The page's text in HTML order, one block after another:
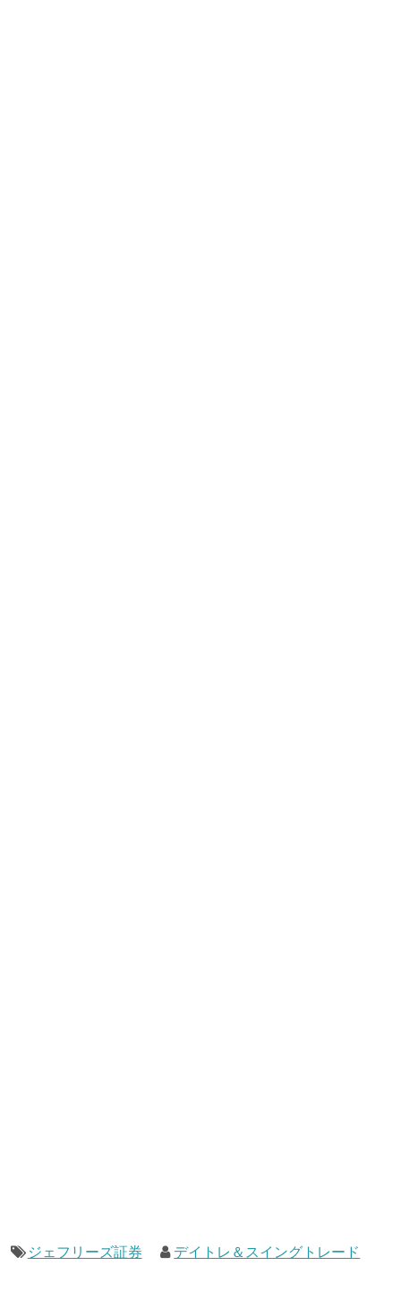
ジェフリーズ証券 デイトレ＆スイングトレード